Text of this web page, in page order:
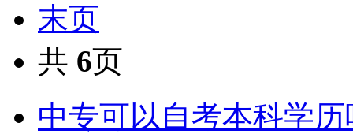
末页
共 6页
中专可以自考本科学